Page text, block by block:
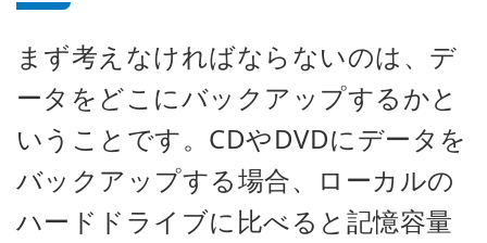
まず考えなければならないのは、デ
ータをどこにバックアップするかと
いうことです。CDやDVDにデータを
バックアップする場合、ローカルの
ハードドライブに比べると記憶容量